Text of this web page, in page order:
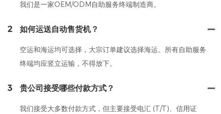
我们是一家OEM/ODM自助服务终端制造商。
2 如何运送自动售货机？
空运和海运均可选择，大宗订单建议选择海运。所有自助服务
终端均应竖立运输，不得放下。
3 贵公司接受哪些付款方式？
我们接受大多数付款方式，但主要接受电汇 (T/T)、信用证